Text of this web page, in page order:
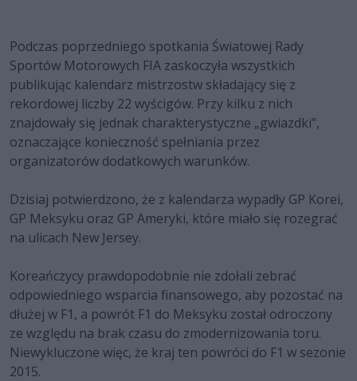
Podczas poprzedniego spotkania Światowej Rady
Sportów Motorowych FIA zaskoczyła wszystkich
publikując kalendarz mistrzostw składający się z
rekordowej liczby 22 wyścigów. Przy kilku z nich
znajdowały się jednak charakterystyczne „gwiazdki”,
oznaczające konieczność spełniania przez
organizatorów dodatkowych warunków.
Dzisiaj potwierdzono, że z kalendarza wypadły GP Korei,
GP Meksyku oraz GP Ameryki, które miało się rozegrać
na ulicach New Jersey.
Koreańczycy prawdopodobnie nie zdołali zebrać
odpowiedniego wsparcia finansowego, aby pozostać na
dłużej w F1, a powrót F1 do Meksyku został odroczony
ze względu na brak czasu do zmodernizowania toru.
Niewykluczone więc, że kraj ten powróci do F1 w sezonie
2015.